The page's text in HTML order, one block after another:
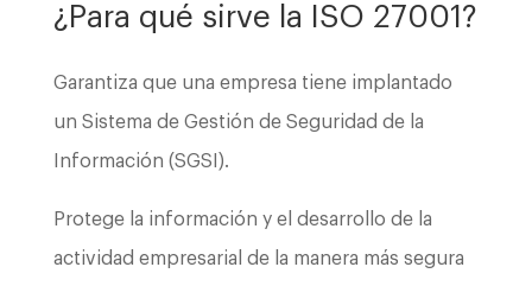
¿Para qué sirve la ISO 27001?
Garantiza que una empresa tiene implantado
un Sistema de Gestión de Seguridad de la
Información (SGSI).
Protege la información y el desarrollo de la
actividad empresarial de la manera más segura